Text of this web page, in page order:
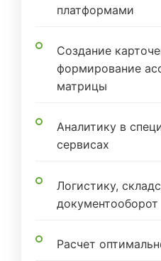
платформами
Создание
формирование
матрицы
Аналитику в
сервисах
Логистику,
документооборот
Расчет